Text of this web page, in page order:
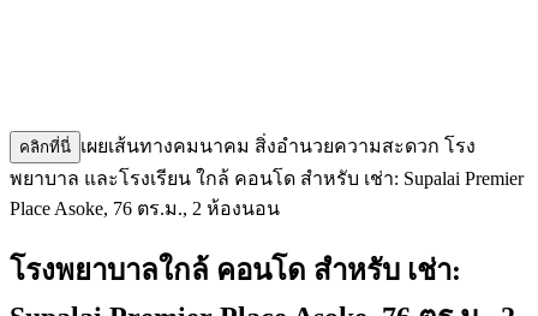
คลิกที่นี่ เผยเส้นทางคมนาคม สิ่งอำนวยความสะดวก โรง
พยาบาล และโรงเรียน ใกล้ คอนโด สำหรับ เช่า: Supalai Premier
Place Asoke, 76 ตร.ม., 2 ห้องนอน
โรงพยาบาลใกล้ คอนโด สำหรับ เช่า: